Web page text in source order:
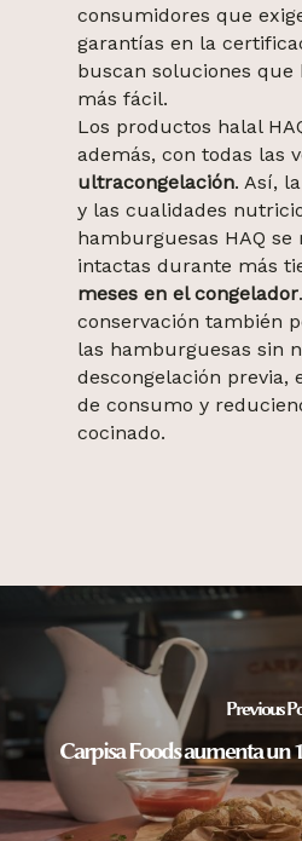
consumidores que
garantías en la
buscan soluciones que
más fácil.
Los productos halal
además, con todas las
ultracongelación. Así,
y las cualidades
hamburguesas HAQ se
intactas durante más
meses en el congelador
conservación también
las hamburguesas sin
descongelación previa,
de consumo y
cocinado.
Previous
Carpisa Foods aumenta un